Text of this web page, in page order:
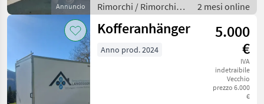
Annuncio
Rimorchi / Rimorchi
per auto
2 mesi online
Kofferanhänger
5.000
€
IVA
indetraibile
Vecchio
prezzo 6.000
€
Anno prod. 2024